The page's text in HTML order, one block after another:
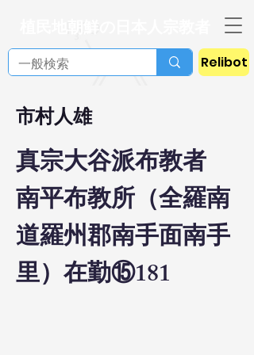
Relibot
市村人雄
真宗大谷派布教者
南平布教所（全羅南
道羅州郡南手面南手
里）在勤⑮181